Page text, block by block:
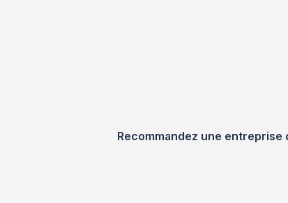
Recommandez une entreprise